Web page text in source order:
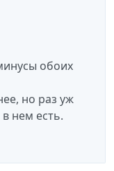
обоих
но раз уж
в нем есть.